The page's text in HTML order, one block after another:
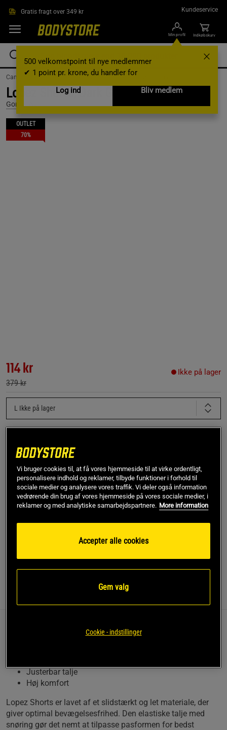
Gratis fragt over 349 kr Kundeservice
Min profil
500 velkomstpoint til nye medlemmer
✔ 1 point pr. krone, du handler for
Log ind
Bliv medlem
Indkøbskurv
Campaigns / Outlet / Outlet Clothes /Outlet med tøj til mænd
Lopez Shorts, Dark Grey Melange, L
Gorilla Wear
OUTLET
70%
114 kr
379 kr
Ikke på lager
L Ikke på lager
!
Dette produkt er desværre ikke på lager. Få besked når
det kommer på lager igen.
Læs mere
Disse shorts kombinerer funktionalitet med et sporty design,
Justerbar talje
Høj komfort
Lopez Shorts er lavet af et slidstærkt og let materiale, der
giver optimal bevægelsesfrihed. Den elastiske talje med
snøring gør det nemt at tilpasse pasformen for bedst
Vi bruger cookies til, at få vores hjemmeside til at virke ordentligt,
personalisere indhold og reklamer, tilbyde funktioner i forhold til
sociale medier og analysere vores traffik. Vi deler også information
vedrørende din brug af vores hjemmeside på vores sociale medier, i
reklamer og med analytiske samarbejdspartnere. More information
Accepter alle cookies
Gem valg
Cookie - indstillinger